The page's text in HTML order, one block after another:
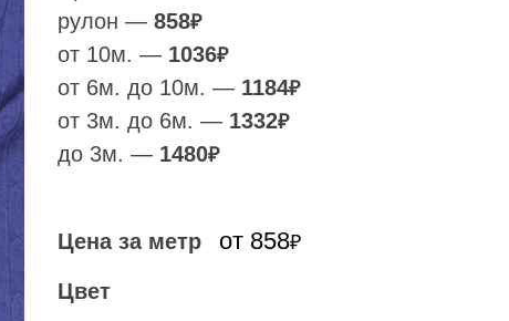
рулон — 858₽
от 10м. — 1036₽
от 6м. до 10м. — 1184₽
от 3м. до 6м. — 1332₽
до 3м. — 1480₽
Цена за метр от 858₽
Цвет